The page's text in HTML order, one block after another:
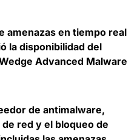
amenazas en tiempo real
la disponibilidad del
Advanced Malware
de antimalware,
red y el bloqueo de